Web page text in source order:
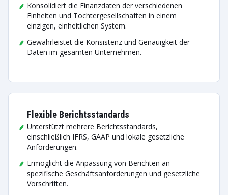
Konsolidiert die Finanzdaten der verschiedenen
Einheiten und Tochtergesellschaften in einem
einzigen, einheitlichen System.
Gewährleistet die Konsistenz und Genauigkeit der
Daten im gesamten Unternehmen.
Flexible Berichtsstandards
Unterstützt mehrere Berichtsstandards,
einschließlich IFRS, GAAP und lokale gesetzliche
Anforderungen.
Ermöglicht die Anpassung von Berichten an
spezifische Geschäftsanforderungen und gesetzliche
Vorschriften.